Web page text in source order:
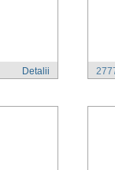
Detalii